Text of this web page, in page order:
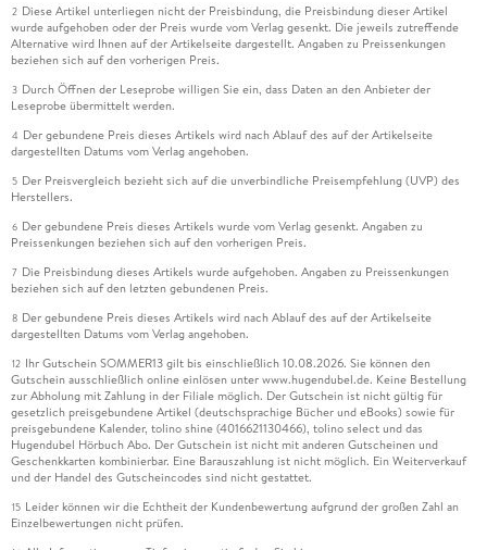
2 Diese Artikel unterliegen nicht der Preisbindung, die Preisbindung dieser Artikel
wurde aufgehoben oder der Preis wurde vom Verlag gesenkt. Die jeweils zutreffende
Alternative wird Ihnen auf der Artikelseite dargestellt. Angaben zu Preissenkungen
beziehen sich auf den vorherigen Preis.
3 Durch Öffnen der Leseprobe willigen Sie ein, dass Daten an den Anbieter der
Leseprobe übermittelt werden.
4 Der gebundene Preis dieses Artikels wird nach Ablauf des auf der Artikelseite
dargestellten Datums vom Verlag angehoben.
5 Der Preisvergleich bezieht sich auf die unverbindliche Preisempfehlung (UVP) des
Herstellers.
6 Der gebundene Preis dieses Artikels wurde vom Verlag gesenkt. Angaben zu
Preissenkungen beziehen sich auf den vorherigen Preis.
7 Die Preisbindung dieses Artikels wurde aufgehoben. Angaben zu Preissenkungen
beziehen sich auf den letzten gebundenen Preis.
8 Der gebundene Preis dieses Artikels wird nach Ablauf des auf der Artikelseite
dargestellten Datums vom Verlag angehoben.
12 Ihr Gutschein SOMMER13 gilt bis einschließlich 10.08.2026. Sie können den
Gutschein ausschließlich online einlösen unter www.hugendubel.de. Keine Bestellung
zur Abholung mit Zahlung in der Filiale möglich. Der Gutschein ist nicht gültig für
gesetzlich preisgebundene Artikel (deutschsprachige Bücher und eBooks) sowie für
preisgebundene Kalender, tolino shine (4016621130466), tolino select und das
Hugendubel Hörbuch Abo. Der Gutschein ist nicht mit anderen Gutscheinen und
Geschenkkarten kombinierbar. Eine Barauszahlung ist nicht möglich. Ein Weiterverkauf
und der Handel des Gutscheincodes sind nicht gestattet.
15 Leider können wir die Echtheit der Kundenbewertung aufgrund der großen Zahl an
Einzelbewertungen nicht prüfen.